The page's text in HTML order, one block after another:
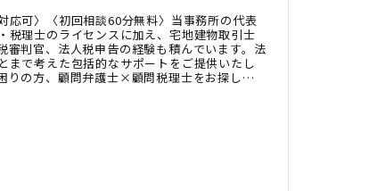
応可〉〈初回相談60分無料〉当事務所の代表
税理士のライセンスに加え、宅地建物取引士
審判官、法人税申告の経験も積んでいます。法
まで考えた包括的なサポートをご提供いたし
りの方、顧問弁護士×顧問税理士をお探しの
。